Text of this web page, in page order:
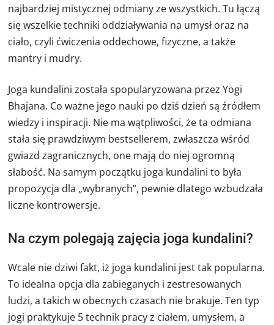
najbardziej mistycznej odmiany ze wszystkich. Tu łączą
się wszelkie techniki oddziaływania na umysł oraz na
ciało, czyli ćwiczenia oddechowe, fizyczne, a także
mantry i mudry.
Joga kundalini została spopularyzowana przez Yogi
Bhajana. Co ważne jego nauki po dziś dzień są źródłem
wiedzy i inspiracji. Nie ma wątpliwości, że ta odmiana
stała się prawdziwym bestsellerem, zwłaszcza wśród
gwiazd zagranicznych, one mają do niej ogromną
słabość. Na samym początku joga kundalini to była
propozycja dla „wybranych”, pewnie dlatego wzbudzała
liczne kontrowersje.
Na czym polegają zajęcia joga kundalini?
Wcale nie dziwi fakt, iż joga kundalini jest tak popularna.
To idealna opcja dla zabieganych i zestresowanych
ludzi, a takich w obecnych czasach nie brakuje. Ten typ
jogi praktykuje 5 technik pracy z ciałem, umysłem, a